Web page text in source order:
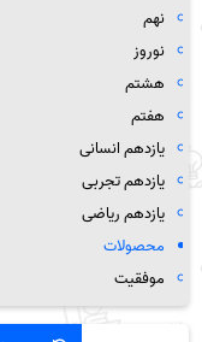
نهم
نوروز
هشتم
هفتم
یازدهم انسانی
یازدهم تجربی
یازدهم ریاضی
محصولات
موفقیت